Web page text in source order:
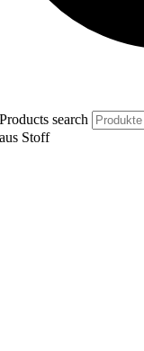
Products search
aus Stoff